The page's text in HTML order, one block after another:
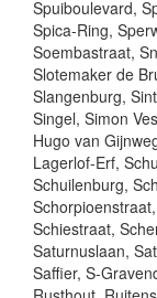
Spuiboulevard,
Spica-Ring,
Soembastraat,
Slotemaker de
Slangenburg,
Singel, Simon
Hugo van
Lagerlof-Erf,
Schuilenburg,
Schiestraat,
Saturnuslaan,
Saffier, S-